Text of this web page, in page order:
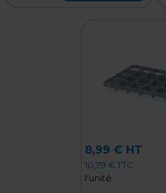
8,99 € HT
10,79 € TTC
l'unité